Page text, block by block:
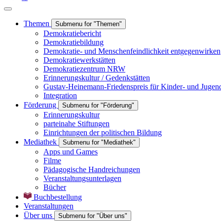
Themen Submenu for "Themen"
Demokratiebericht
Demokratiebildung
Demokratie- und Menschenfeindlichkeit entgegenwirken
Demokratiewerkstätten
Demokratiezentrum NRW
Erinnerungskultur / Gedenkstätten
Gustav-Heinemann-Friedenspreis für Kinder- und
Integration
Förderung
Submenu for "Förderung"
Erinnerungskultur
parteinahe Stiftungen
Einrichtungen der politischen Bildung
Mediathek
Submenu for "Mediathek"
Apps und Games
Filme
Pädagogische Handreichungen
Veranstaltungsunterlagen
Bücher
Buchbestellung
Veranstaltungen
Über uns
Submenu for "Über uns"